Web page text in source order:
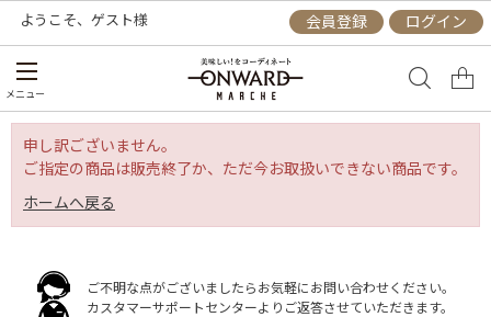
ようこそ、 ゲスト様 会員登録 ログイン
メニュー
申し訳ございません。
ご指定の商品は販売終了か、ただ今お取扱いできない商品です。
ホームへ戻る
ご不明な点がございましたらお気軽にお問い合わせください。
カスタマーサポートセンターよりご返答させていただきます。